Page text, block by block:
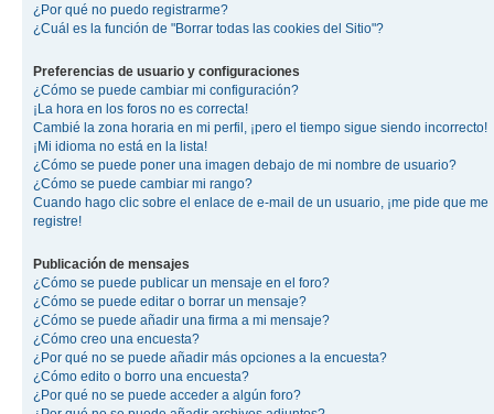
¿Por qué no puedo registrarme?
¿Cuál es la función de "Borrar todas las cookies del Sitio"?
Preferencias de usuario y configuraciones
¿Cómo se puede cambiar mi configuración?
¡La hora en los foros no es correcta!
Cambié la zona horaria en mi perfil, ¡pero el tiempo sigue siendo incorrecto!
¡Mi idioma no está en la lista!
¿Cómo se puede poner una imagen debajo de mi nombre de usuario?
¿Cómo se puede cambiar mi rango?
Cuando hago clic sobre el enlace de e-mail de un usuario, ¡me pide que me
registre!
Publicación de mensajes
¿Cómo se puede publicar un mensaje en el foro?
¿Cómo se puede editar o borrar un mensaje?
¿Cómo se puede añadir una firma a mi mensaje?
¿Cómo creo una encuesta?
¿Por qué no se puede añadir más opciones a la encuesta?
¿Cómo edito o borro una encuesta?
¿Por qué no se puede acceder a algún foro?